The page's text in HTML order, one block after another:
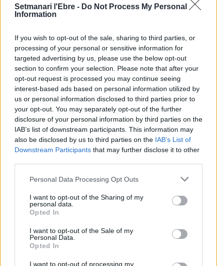
Setmanari l'Ebre - Do Not Process My Personal
Information
If you wish to opt-out of the sale, sharing to third parties, or
processing of your personal or sensitive information for
targeted advertising by us, please use the below opt-out
section to confirm your selection. Please note that after your
opt-out request is processed you may continue seeing
interest-based ads based on personal information utilized by
us or personal information disclosed to third parties prior to
your opt-out. You may separately opt-out of the further
disclosure of your personal information by third parties on the
IAB’s list of downstream participants. This information may
also be disclosed by us to third parties on the IAB’s List of
Downstream Participants that may further disclose it to other
Personal Data Processing Opt Outs
I want to opt-out of the Sharing of my
personal data.
Opted In
I want to opt-out of the Sale of my
Personal Data.
Opted In
I want to opt-out of processing my
d’ERC el tercer préstec bancari de l’actual
DEIXA UNA RESPOSTA